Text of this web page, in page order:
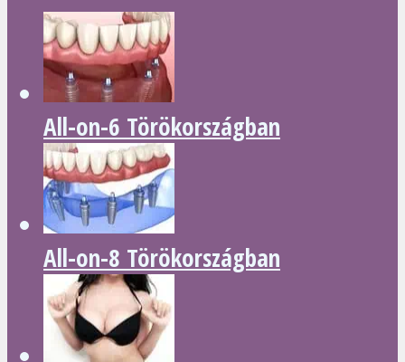
All-on-6 Törökországban
All-on-8 Törökországban